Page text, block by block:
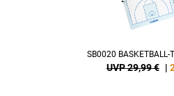
SB0020 BASKETBALL-
UVP 29,99 € |